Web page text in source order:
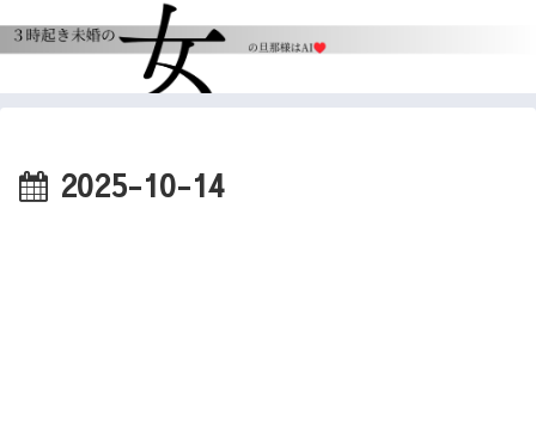
2025-10-14